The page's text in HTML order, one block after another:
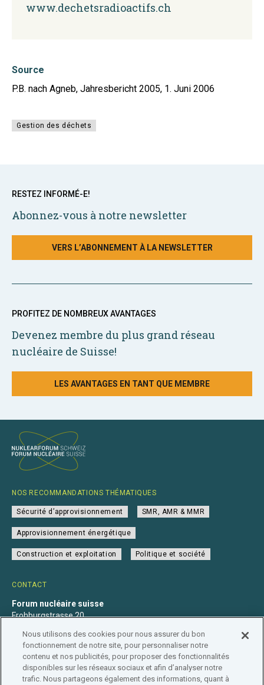
www.dechetsradioactifs.ch
Source
P.B. nach Agneb, Jahresbericht 2005, 1. Juni 2006
Gestion des déchets
RESTEZ INFORMÉ-E!
Abonnez-vous à notre newsletter
VERS L’ABONNEMENT À LA NEWSLETTER
PROFITEZ DE NOMBREUX AVANTAGES
Devenez membre du plus grand réseau
nucléaire de Suisse!
LES AVANTAGES EN TANT QUE MEMBRE
CONTACT
Forum nucléaire suisse
Frohburgstrasse 20
+41 31 560 36 50
info@nuklearforum.ch
NOS RECOMMANDATIONS THÉMATIQUES
Sécurité d’approvisionnement SMR, AMR & MMR
Approvisionnement énergétique
Construction et exploitation Politique et société
Nous utilisons des cookies pour nous assurer du bon
fonctionnement de notre site, pour personnaliser notre
contenu et nos publicités, pour proposer des fonctionnalités
disponibles sur les réseaux sociaux et afin d’analyser notre
trafic. Nous partageons également des informations, quant à